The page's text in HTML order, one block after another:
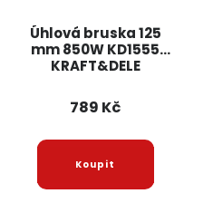
Úhlová bruska 125
mm 850W KD1555
KRAFT&DELE
789 Kč